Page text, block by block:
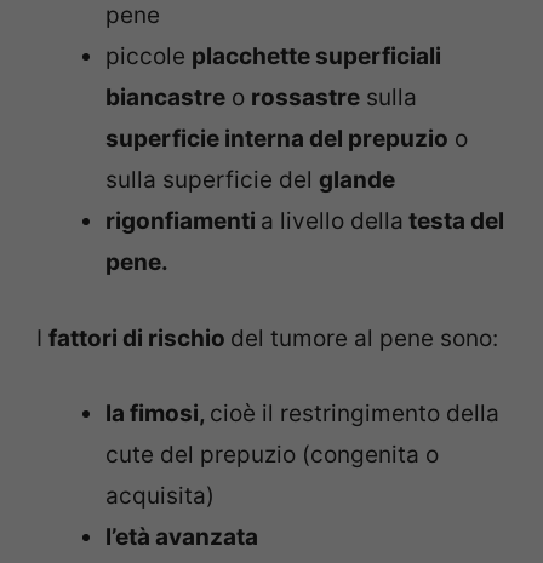
pene
piccole placchette superficiali
biancastre o rossastre sulla
superficie interna del prepuzio o
sulla superficie del glande
rigonfiamenti a livello della testa del
pene.
I fattori di rischio del tumore al pene sono:
la fimosi, cioè il restringimento della
cute del prepuzio (congenita o
acquisita)
l’età avanzata